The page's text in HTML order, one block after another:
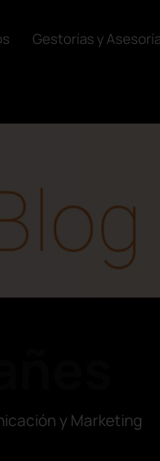
Gestorías y
y Marketing